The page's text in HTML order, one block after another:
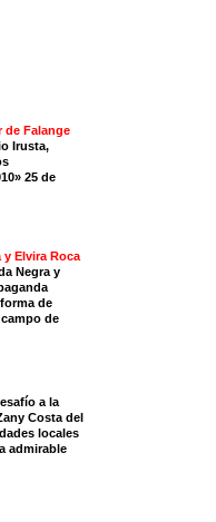
de Falange
Irusta,
25 de
y Elvira Roca
Negra y
de
de
a la
Costa del
locales
admirable